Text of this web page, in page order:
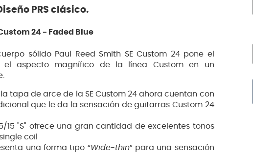
PRS clásico.
24 - Faded Blue
sólido Paul Reed Smith SE Custom 24 pone el
el aspecto magnífico de la línea Custom en un
tapa de arce de la SE Custom 24 ahora cuentan con
que le da la sensación de guitarras Custom 24
15 "S" ofrece una gran cantidad de excelentes tonos
coil
una forma tipo “Wide-thin” para una sensación